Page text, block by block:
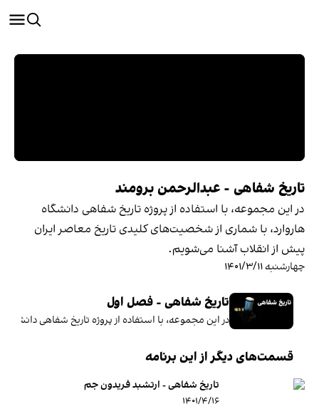
تاریخ شفاهی - عبدالرحمن برومند
در این مجموعه‌، با استفاده از پروژه تاریخ شفاهی دانشگاه
هاروارد، با شماری از شخصیت‌های کلیدی تاریخ معاصر ایران
پیش از انقلاب آشنا می‌شویم.
چهارشنبه ۱۴۰۱/۳/۱۱
تاریخ شفاهی - فصل اول
در این مجموعه‌، با استفاده از پروژه تاریخ شفاهی
قسمت‌های دیگر از این برنامه
تاریخ شفاهی - ارتشبد فریدون جم
۱۴۰۱/۴/۱۶